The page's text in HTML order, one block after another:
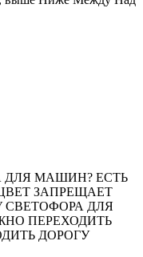
ДЛЯ МАШИН? ЕСТЬ
ЗАПРЕЩАЕТ
СВЕТОФОРА ДЛЯ
ПЕРЕХОДИТЬ
ДОРОГУ